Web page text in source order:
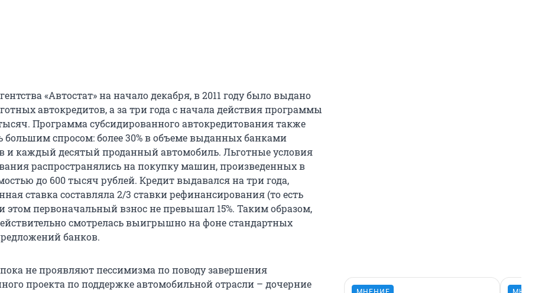
«Автостат» на начало декабря, в 2011 году было выдано
автокредитов, а за три года с начала действия программы
Программа субсидированного автокредитования также
большим спросом: более 30% в объеме выданных банками
и каждый десятый проданный автомобиль. Льготные условия
распространялись на покупку машин, произведенных в
до 600 тысяч рублей. Кредит выдавался на три года,
ставка составляла 2/3 ставки рефинансирования (то есть
этом первоначальный взнос не превышал 15%. Таким образом,
смотрелась выигрышно на фоне стандартных
банков.
не проявляют пессимизма по поводу завершения
проекта по поддержке автомобильной отрасли – дочерние